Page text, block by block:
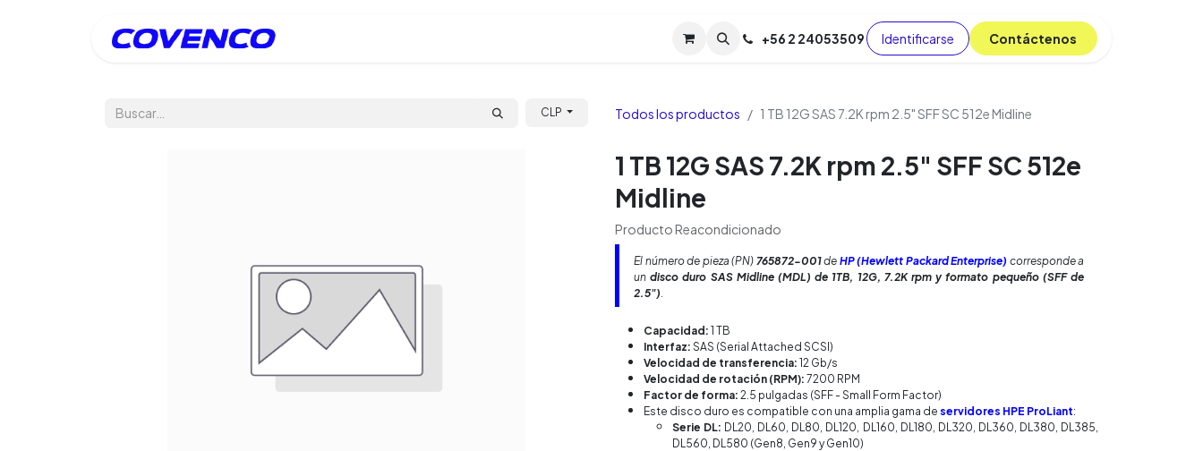
Soporte TPM (CL) Tienda Cursos Blog
+56 2 24053509 Identificarse C​​​​ont​​​​áct​​​​​​en​​​​​​os
CLP Todos los productos 1 TB 12G SAS 7.2K rpm 2.5" SFF SC 512e Midline
1 TB 12G SAS 7.2K rpm 2.5" SFF SC 512e
Midline
Producto Reacondicionado
El número de pieza (PN) 765872-001de HP (Hewlett Packard Enterprise) corresponde a
undisco duro SAS Midline (MDL) de 1TB, 12G, 7.2K rpm y formato pequeño (SFF de
2.5").
Capacidad: 1 TB
Interfaz: SAS (Serial Attached SCSI)
Velocidad de transferencia: 12 Gb/s
Velocidad de rotación (RPM): 7200 RPM
Factor de forma: 2.5 pulgadas (SFF - Small Form Factor)
Este disco duro es compatible con una amplia gama de servidores HPE ProLiant:
Serie DL: DL20, DL60, DL80, DL120, DL160, DL180, DL320, DL360, DL380, DL385,
DL560, DL580 (Gen8, Gen9 y Gen10)